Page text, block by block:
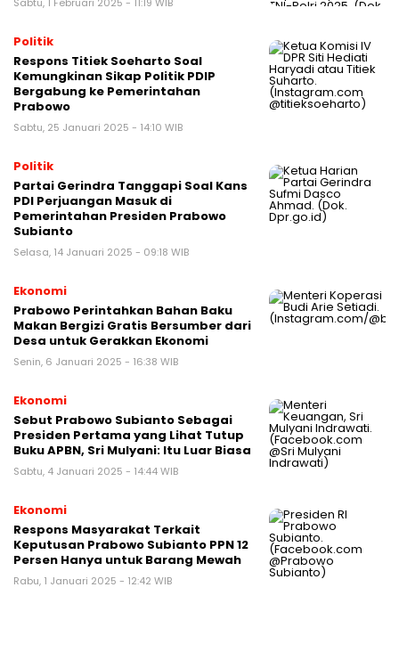
Politik
Respons Titiek Soeharto Soal
Kemungkinan Sikap Politik PDIP
Bergabung ke Pemerintahan
Prabowo
Sabtu, 25 Januari 2025 - 14:10 WIB
Politik
Partai Gerindra Tanggapi Soal Kans
PDI Perjuangan Masuk di
Pemerintahan Presiden Prabowo
Subianto
Selasa, 14 Januari 2025 - 09:18 WIB
Ekonomi
Prabowo Perintahkan Bahan Baku
Makan Bergizi Gratis Bersumber dari
Desa untuk Gerakkan Ekonomi
Senin, 6 Januari 2025 - 16:38 WIB
Ekonomi
Sebut Prabowo Subianto Sebagai
Presiden Pertama yang Lihat Tutup
Buku APBN, Sri Mulyani: Itu Luar Biasa
Sabtu, 4 Januari 2025 - 14:44 WIB
Ekonomi
Respons Masyarakat Terkait
Keputusan Prabowo Subianto PPN 12
Persen Hanya untuk Barang Mewah
Rabu, 1 Januari 2025 - 12:42 WIB